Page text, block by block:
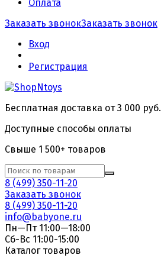
Оплата
Заказать звонокЗаказать звонок
Вход
Регистрация
Бесплатная доставка от 3 000 руб.
Доступные способы оплаты
Свыше 1 500+ товаров
8 (499) 350-11-20
Заказать звонок
8 (499) 350-11-20
info@babyone.ru
Пн—Пт 11:00—18:00
Сб-Вс 11:00-15:00
Каталог товаров